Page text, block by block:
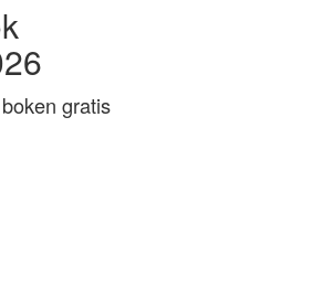
gratis